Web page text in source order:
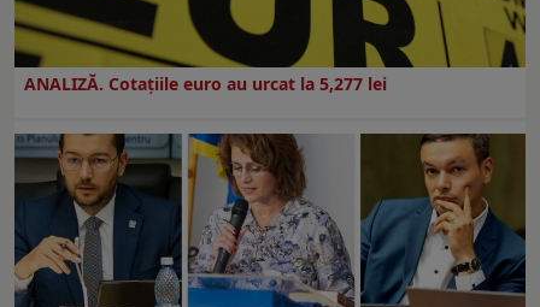
ANALIZĂ. Cotațiile euro au urcat la 5,277 lei